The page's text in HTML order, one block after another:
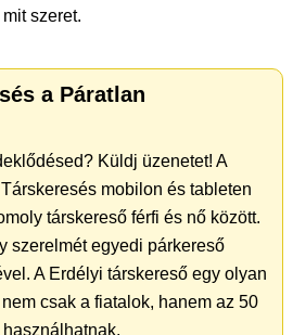
szeret.
a Páratlan
Küldj üzenetet! A
mobilon és tableten
társkereső férfi és nő között.
szerelmét egyedi párkereső
A Erdélyi társkereső egy olyan
csak a fiatalok, hanem az 50